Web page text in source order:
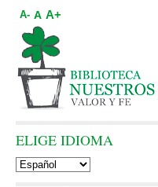
A- A A+
ELIGE IDIOMA